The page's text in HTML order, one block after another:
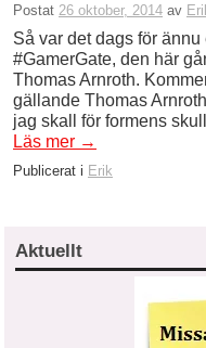
Postat 26 oktober, 2014 av
Så var det dags för
#GamerGate, den här
Thomas Arnroth.
gällande Thomas
jag skall för formens
Läs mer →
Publicerat i Erik
Aktuellt